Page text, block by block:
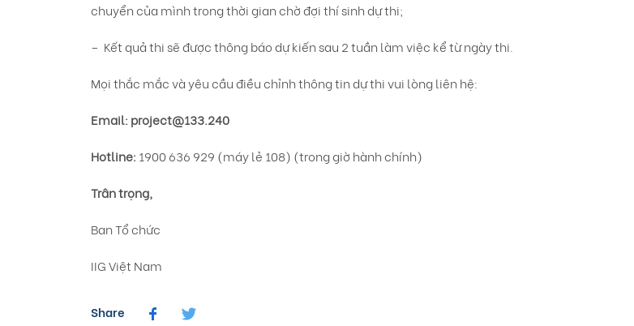
chuyển của mình trong thời gian chờ đợi thí sinh dự thi;
– Kết quả thi sẽ được thông báo dự kiến sau 2 tuần làm việc kể từ ngày thi.
Mọi thắc mắc và yêu cầu điều chỉnh thông tin dự thi vui lòng liên hệ:
Email: project@133.240
Hotline: 1900 636 929 (máy lẻ 108) (trong giờ hành chính)
Trân trọng,
Ban Tổ chức
IIG Việt Nam
Share